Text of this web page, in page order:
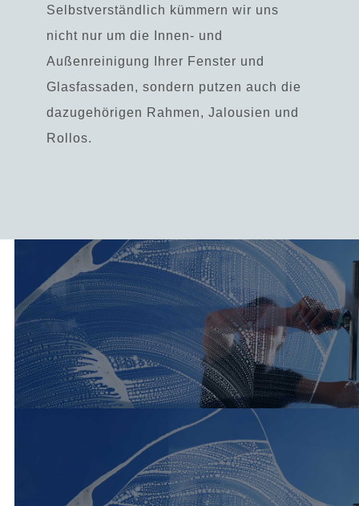
Selbstverständlich kümmern wir uns
nicht nur um die Innen- und
Außenreinigung Ihrer Fenster und
Glasfassaden, sondern putzen auch die
dazugehörigen Rahmen, Jalousien und
Rollos.